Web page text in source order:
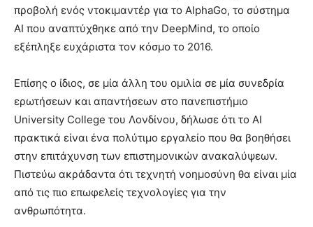
προβολή ενός ντοκιμαντέρ για το AlphaGo, το σύστημα
AI που αναπτύχθηκε από την DeepMind, το οποίο
εξέπληξε ευχάριστα τον κόσμο το 2016.
Επίσης ο ίδιος, σε μία άλλη του ομιλία σε μία συνεδρία
ερωτήσεων και απαντήσεων στο πανεπιστήμιο
University College του Λονδίνου, δήλωσε ότι το AI
πρακτικά είναι ένα πολύτιμο εργαλείο που θα βοηθήσει
στην επιτάχυνση των επιστημονικών ανακαλύψεων.
Πιστεύω ακράδαντα ότι τεχνητή νοημοσύνη θα είναι μία
από τις πιο επωφελείς τεχνολογίες για την
ανθρωπότητα.